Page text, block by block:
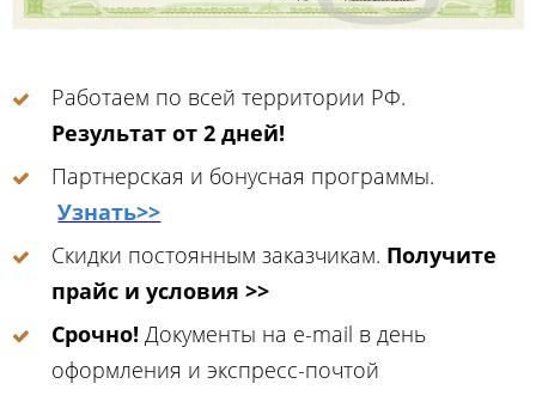
Работаем по всей территории РФ.
Результат от 2 дней!
Партнерская и бонусная программы.
Узнать>>
Скидки постоянным заказчикам. Получите
прайс и условия >>
Срочно! Документы на e-mail в день
оформления и экспресс-почтой